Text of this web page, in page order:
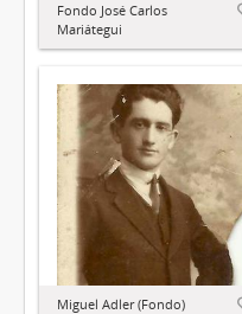
Fondo José Carlos
Mariátegui
Miguel Adler (Fondo)